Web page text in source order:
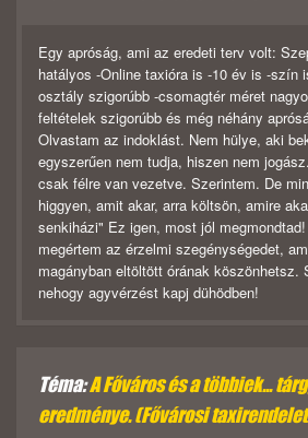
Egy apróság, ami az eredeti terv volt:
hatályos -Online taxióra is -10 év is -szín
osztály szigorúbb -csomagtér méret
feltételek szigorúbb és még néhány
Olvastam az indoklást. Nem hülye, aki
egyszerűen nem tudja, hiszen nem
csak félre van vezetve. Szerintem. De
higgyen, amit akar, arra költsön, amire
senkiházi" Ez igen, most jól
megértem az érzelmi szegénységedet,
magányban eltöltött órának köszönhetsz.
nehogy agyvérzést kapj dühödben!
Téma:A Főváros és a többiek...
eredménye. (Fővárosi